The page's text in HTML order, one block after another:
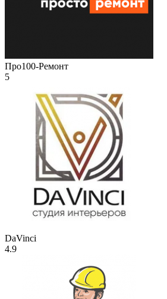
Про100-Ремонт
5
DaVinci
4.9